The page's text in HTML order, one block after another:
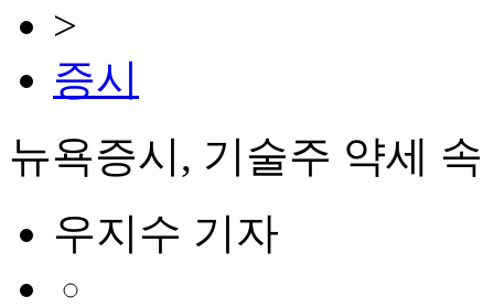
>
증시
뉴욕증시, 기술주 약세
우지수 기자